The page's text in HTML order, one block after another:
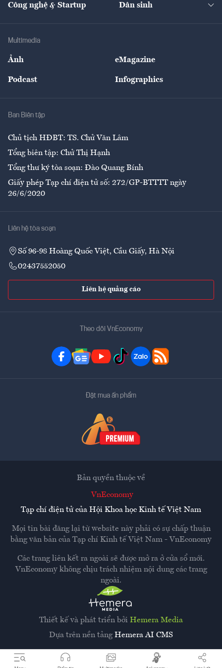
Tư vấn Nông sản
Giải trí
Công nghệ & Startup Dân sinh
Multimedia
Ảnh eMagazine
Podcast Infographics
Ban Biên tập
Chủ tịch HĐBT: TS. Chử Văn Lâm
Tổng biên tập: Chử Thị Hạnh
Tổng thư ký tòa soạn: Đào Quang Bính
Giấy phép Tạp chí điện tử số: 272/GP-BTTTT ngày
26/6/2020
Liên hệ tòa soạn
Số 96-98 Hoàng Quốc Việt, Cầu Giấy, Hà Nội
02437552050
Liên hệ quảng cáo
Theo dõi VnEconomy
Đặt mua ấn phẩm
Thiết kế và phát triển bởi Hemera Media
Dựa trên nền tảng Hemera AI CMS
Bản quyền thuộc về
VnEconomy
Tạp chí điện tử của Hội Khoa học Kinh tế Việt Nam
Mọi tin bài đăng lại từ website này phải có sự chấp thuận
bằng văn bản của Tạp chí Kinh tế Việt Nam - VnEconomy
Các trang liên kết ra ngoài sẽ được mở ra ở cửa sổ mới.
VnEconomy không chịu trách nhiệm nội dung các trang
ngoài.